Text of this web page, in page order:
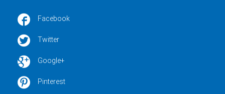
 Facebook
 Twitter
 Google+
 Pinterest